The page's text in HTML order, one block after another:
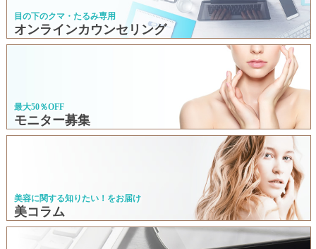
目の下のクマ・たるみ専用
オンラインカウンセリング
最大50％OFF
モニター募集
美容に関する知りたい！をお届け
美コラム